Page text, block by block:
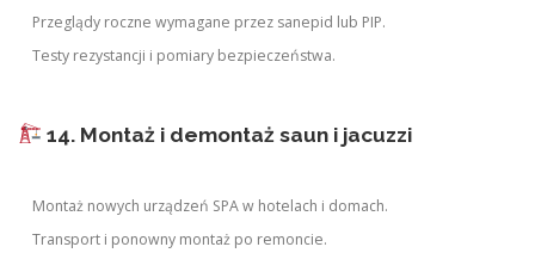
Przeglądy roczne wymagane przez sanepid lub PIP.
Testy rezystancji i pomiary bezpieczeństwa.
14. Montaż i demontaż saun i jacuzzi
Montaż nowych urządzeń SPA w hotelach i domach.
Transport i ponowny montaż po remoncie.